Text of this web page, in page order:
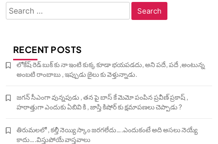
Search
for:
RECENT POSTS
లోకేష్ రెడ్ బుక్ కు నా ఇంటి కుక్క కూడా భయపడదు, అని పదే, పదే ,అంటున్న
అంబటి రాంబాబు , ఇప్పుడు జైలు కు వెళ్తున్నాడు.
జగన్ సీఎంగా వున్నపుడు , తన పై బాస్ కే మెమో పంపిన ప్రవీణ్ ప్రకాష్ ,
హఠాత్తుగా ఎందుకు ఏబివి కి , జాస్తి కిషోర్ కు క్షమాపణలు చెప్పాడు ?
తిరుమలలో , కల్తీ నెయ్యి స్కాం జరగలేదు….ఎందుకంటే అది అసలు నెయ్యే
కాదు….విస్తుపోయే వాస్తవాలు